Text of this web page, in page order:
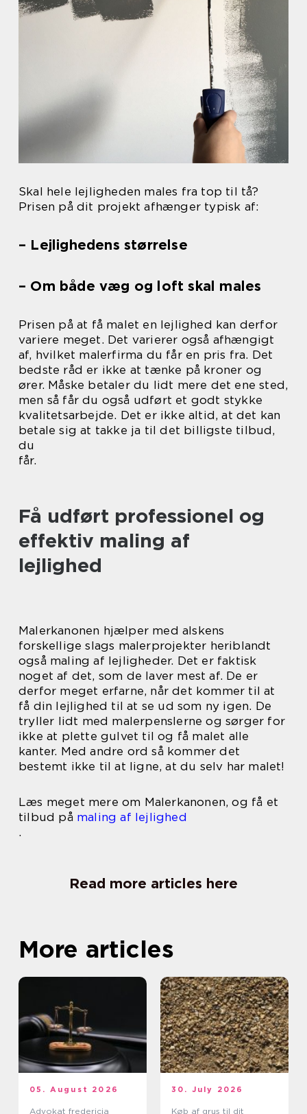
Skal hele lejligheden males fra top til tå?
Prisen på dit projekt afhænger typisk af:
– Lejlighedens størrelse
– Om både væg og loft skal males
Prisen på at få malet en lejlighed kan derfor
variere meget. Det varierer også afhængigt
af, hvilket malerfirma du får en pris fra. Det
bedste råd er ikke at tænke på kroner og
ører. Måske betaler du lidt mere det ene sted,
men så får du også udført et godt stykke
kvalitetsarbejde. Det er ikke altid, at det kan
betale sig at takke ja til det billigste tilbud,
du
får.
Få udført professionel og
effektiv maling af
lejlighed
Malerkanonen hjælper med alskens
forskellige slags malerprojekter heriblandt
også maling af lejligheder. Det er faktisk
noget af det, som de laver mest af. De er
derfor meget erfarne, når det kommer til at
få din lejlighed til at se ud som ny igen. De
tryller lidt med malerpenslerne og sørger for
ikke at plette gulvet til og få malet alle
kanter. Med andre ord så kommer det
bestemt ikke til at ligne, at du selv har malet!
Læs meget mere om Malerkanonen, og få et
tilbud på maling af lejlighed
.
Read more articles here
More articles
05. August 2026
Advokat fredericia
30. July 2026
Køb af grus til dit